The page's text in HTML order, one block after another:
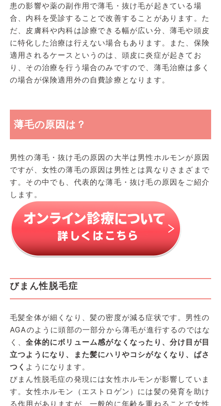
患の影響や薬の副作用で薄毛・抜け毛が起きている場
合、内科を受診することで改善することがあります。た
だ、皮膚科や内科は診療できる幅が広い分、薄毛や頭皮
に特化した治療は行えない場合もあります。また、保険
適用されるケースというのは、頭皮に炎症が起きてお
り、その治療を行う場合のみですので、薄毛治療は多く
の場合が保険適用外の自費診療となります。
薄毛の原因は？
男性の薄毛・抜け毛の原因の大半は男性ホルモンが原因
ですが、女性の薄毛の原因は男性とは異なりさまざまで
す。その中でも、代表的な薄毛・抜け毛の原因をご紹介
します。
びまん性脱毛症
毛髪全体が細くなり、髪の密度が減る症状です。男性の
AGAのように頭部の一部分から薄毛が進行するのではな
く、全体的にボリューム感がなくなったり、分け目が目
立つようになり、また髪にハリやコシがなくなり、ぱさ
つく ようになります。
びまん性脱毛症の発現には女性ホルモンが影響していま
す。女性ホルモン（エストロゲン）には髪の発育を助け
る作用がありますが、一般的に年齢を重ねることで女性